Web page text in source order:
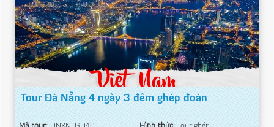
Tour Đà Nẵng 4 ngày 3 đêm ghép đoàn